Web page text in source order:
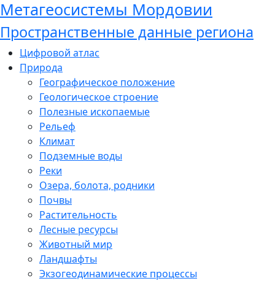
Метагеосистемы Мордовии
Пространственные данные региона
Цифровой атлас
Природа
Географическое положение
Геологическое строение
Полезные ископаемые
Рельеф
Климат
Подземные воды
Реки
Озера, болота, родники
Почвы
Растительность
Лесные ресурсы
Животный мир
Ландшафты
Экзогеодинамические процессы